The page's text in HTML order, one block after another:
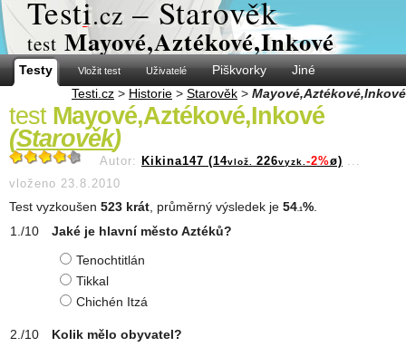
Testi.cz – Starověk
test Mayové,Aztékové,Inkové
Testy Vložit test Uživatelé Piškvorky
Jiné
Testi.cz > Historie > Starověk > Mayové,Aztékové,Inkové
test Mayové,Aztékové,Inkové
(Starověk)
Autor: Kikina147 (14vlož. 226vyzk. -2%ø) ...
vloženo 23.8.2010
Test vyzkoušen 523 krát , průměrný výsledek je 54 .1 %
Jaké je hlavní město Aztéků?
Tenochtitlán
Tikkal
Chichén Itzá
Kolik mělo obyvatel?